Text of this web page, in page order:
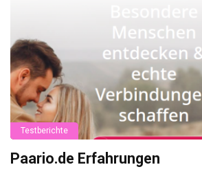
Testberichte
Paario.de Erfahrungen